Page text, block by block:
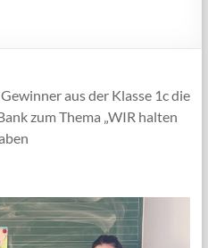
aus der Klasse 1c die
zum Thema „WIR halten